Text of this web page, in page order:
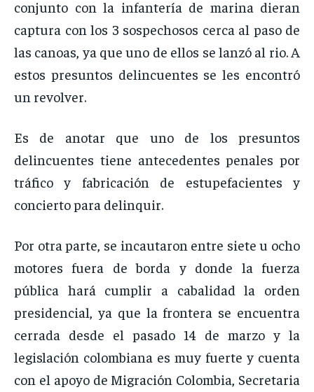
conjunto con la infantería de marina dieran
captura con los 3 sospechosos cerca al paso de
las canoas, ya que uno de ellos se lanzó al rio. A
estos presuntos delincuentes se les encontró
un revolver.
Es de anotar que uno de los presuntos
delincuentes tiene antecedentes penales por
tráfico y fabricación de estupefacientes y
concierto para delinquir.
Por otra parte, se incautaron entre siete u ocho
motores fuera de borda y donde la fuerza
pública hará cumplir a cabalidad la orden
presidencial, ya que la frontera se encuentra
cerrada desde el pasado 14 de marzo y la
legislación colombiana es muy fuerte y cuenta
con el apoyo de Migración Colombia, Secretaria